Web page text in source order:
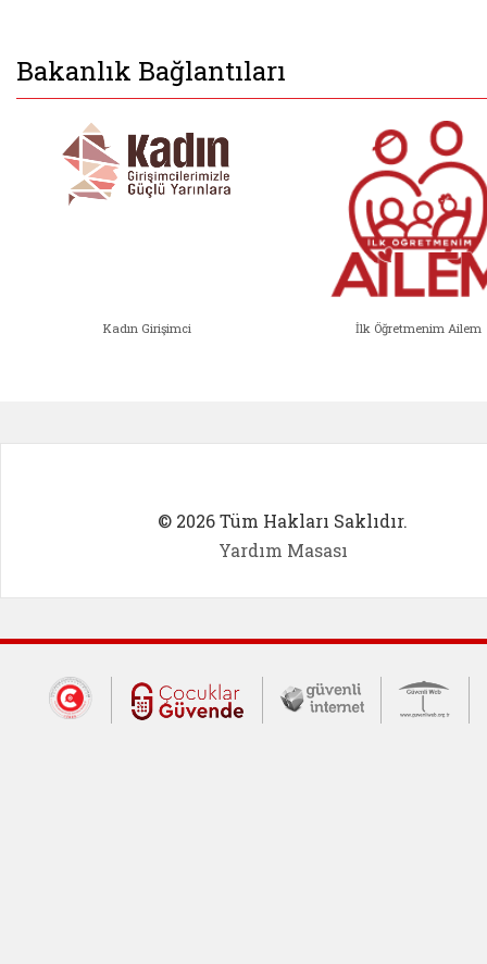
Bakanlık Bağlantıları
Kadın Girişimci İlk Öğretmenim Ailem
© 2026 Tüm Hakları Saklıdır.
Yardım Masası
Dış Bağlantılar
Cumhurbaşkanlığı İletişim Merkezi
Çocuklar Güvende (yeni
Güvenli